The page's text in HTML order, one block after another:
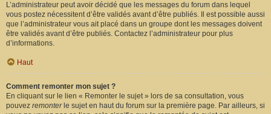
L’administrateur peut avoir décidé que les messages du forum dans lequel
vous postez nécessitent d’être validés avant d’être publiés. Il est possible aussi
que l’administrateur vous ait placé dans un groupe dont les messages doivent
être validés avant d’être publiés. Contactez l’administrateur pour plus
d’informations.
Haut
Comment remonter mon sujet ?
En cliquant sur le lien « Remonter le sujet » lors de sa consultation, vous
pouvez remonterle sujet en haut du forum sur la première page. Par ailleurs, si